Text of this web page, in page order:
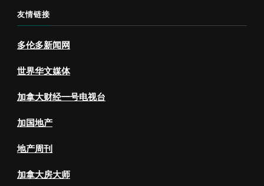
友情链接
多伦多新闻网
世界华文媒体
加拿大财经一号电视台
加国地产
地产周刊
加拿大房大师